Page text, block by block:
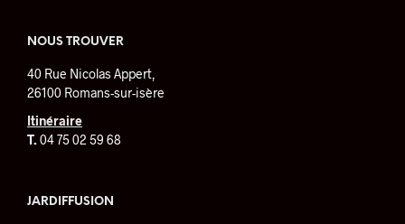
NOUS TROUVER
40 Rue Nicolas Appert,
26100 Romans-sur-isère
Itinéraire
T.04 75 02 59 68
JARDIFFUSION